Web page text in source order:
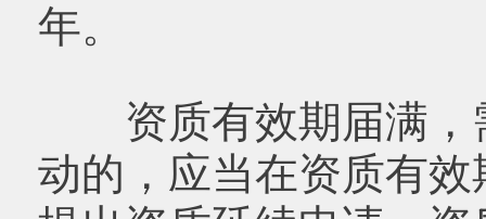
年。
资质有效期届满，
动的，应当在资质有